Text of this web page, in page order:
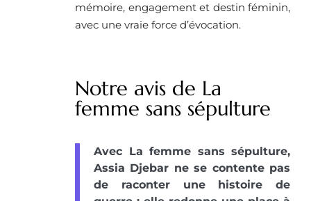
mémoire, engagement et destin féminin,
avec une vraie force d’évocation.
Notre avis de La
femme sans sépulture
Avec La femme sans sépulture,
Assia Djebar ne se contente pas
de raconter une histoire de